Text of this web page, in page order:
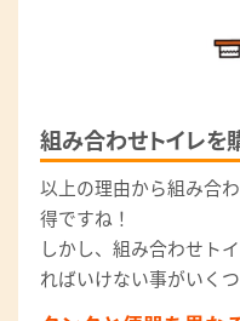
組み合わせトイレを
以上の理由から組み合
得ですね！
しかし、組み合わせト
ればいけない事がいくつ